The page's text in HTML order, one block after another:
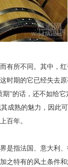
有所不同。其中，红
时期的它已经失去
”的话，还不如给它
成熟的魅力，因此
百年。
是指法国、意大利、
之特有的风土条件